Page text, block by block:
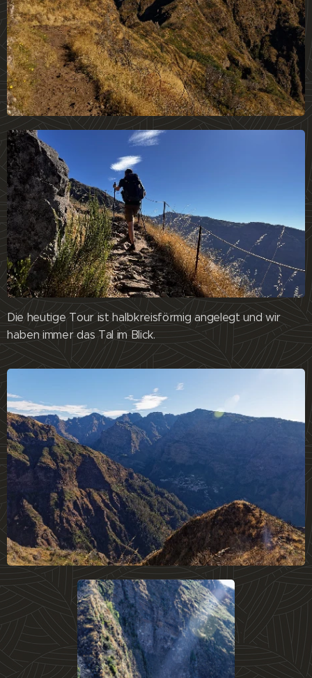
Die heutige Tour ist halbkreisförmig angelegt und wir
haben immer das Tal im Blick.